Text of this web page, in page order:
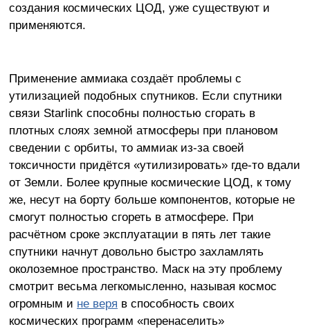
создания космических ЦОД, уже существуют и
применяются.
Применение аммиака создаёт проблемы с
утилизацией подобных спутников. Если спутники
связи Starlink способны полностью сгорать в
плотных слоях земной атмосферы при плановом
сведении с орбиты, то аммиак из-за своей
токсичности придётся «утилизировать» где-то вдали
от Земли. Более крупные космические ЦОД, к тому
же, несут на борту больше компонентов, которые не
смогут полностью сгореть в атмосфере. При
расчётном сроке эксплуатации в пять лет такие
спутники начнут довольно быстро захламлять
околоземное пространство. Маск на эту проблему
смотрит весьма легкомысленно, называя космос
огромным и не веря в способность своих
космических программ «перенаселить»